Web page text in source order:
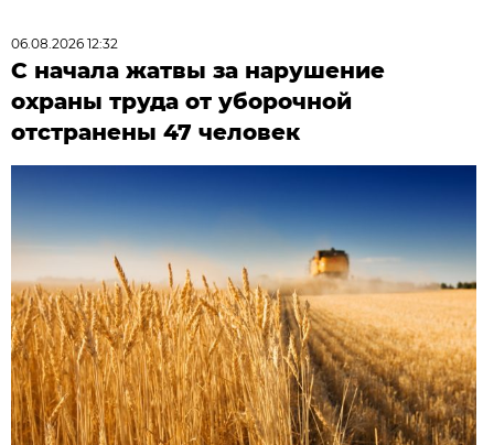
06.08.2026 12:32
С начала жатвы за нарушение
охраны труда от уборочной
отстранены 47 человек